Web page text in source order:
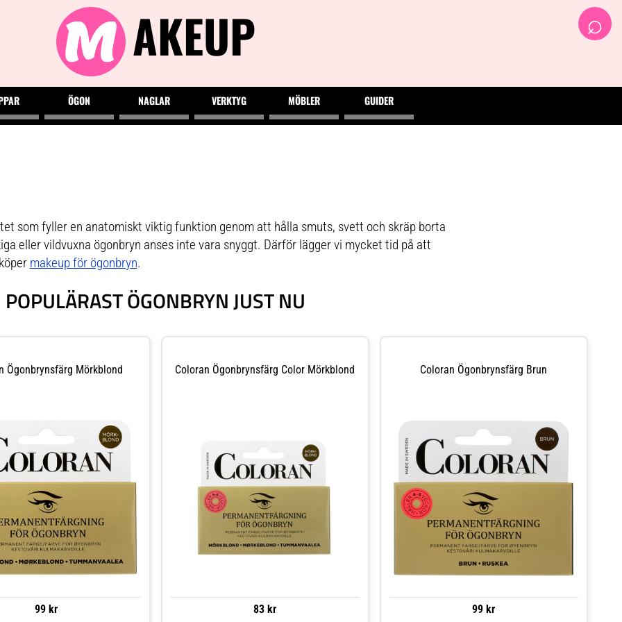
AKEUP ⌕
ÖGON NAGLAR VERKTYG MÖBLER GUIDER
som fyller en anatomiskt viktig funktion genom att hålla smuts, svett och skräp borta
eller vildvuxna ögonbryn anses inte vara snyggt. Därför lägger vi mycket tid på att
makeup för ögonbryn.
POPULÄRAST ÖGONBRYN JUST NU
Ögonbrynsfärg Mörkblond
99 kr
Coloran Ögonbrynsfärg Color Mörkblond
83 kr
Coloran Ögonbrynsfärg Brun
99 kr